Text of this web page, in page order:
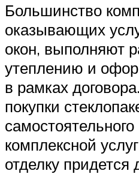
Большинство
оказывающих
окон, выполняют
утеплению и
в рамках
покупки
комплексной
отделку придется